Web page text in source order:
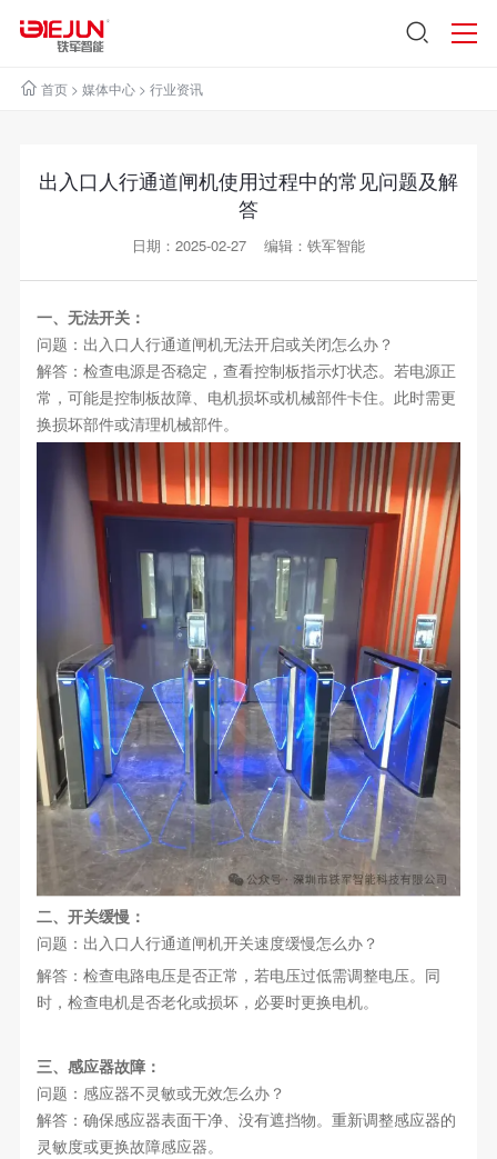
首页> 媒体中心> 行业资讯
出入口人行通道闸机使用过程中的常见问题及解
答
日期：2025-02-27 编辑：铁军智能
一、无法开关：
问题：出入口人行通道闸机无法开启或关闭怎么办？
解答：检查电源是否稳定，查看控制板指示灯状态。若电源正
常，可能是控制板故障、电机损坏或机械部件卡住。此时需更
换损坏部件或清理机械部件。
二、开关缓慢：
问题：出入口人行通道闸机开关速度缓慢怎么办？
解答：检查电路电压是否正常，若电压过低需调整电压。同
时，检查电机是否老化或损坏，必要时更换电机。
三、感应器故障：
问题：感应器不灵敏或无效怎么办？
解答：确保感应器表面干净、没有遮挡物。重新调整感应器的
灵敏度或更换故障感应器。